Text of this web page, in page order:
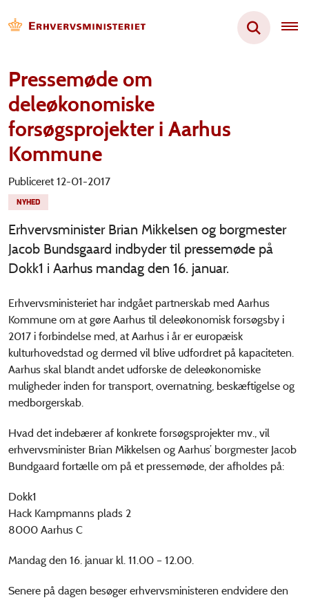
Pressemøde om
deleøkonomiske
forsøgsprojekter i Aarhus
Kommune
Publiceret 12-01-2017
NYHED
Erhvervsminister Brian Mikkelsen og borgmester
Jacob Bundsgaard indbyder til pressemøde på
Dokk1 i Aarhus mandag den 16. januar.
Erhvervsministeriet har indgået partnerskab med Aarhus
Kommune om at gøre Aarhus til deleøkonomisk forsøgsby i
2017 i forbindelse med, at Aarhus i år er europæisk
kulturhovedstad og dermed vil blive udfordret på kapaciteten.
Aarhus skal blandt andet udforske de deleøkonomiske
muligheder inden for transport, overnatning, beskæftigelse og
medborgerskab.
Hvad det indebærer af konkrete forsøgsprojekter mv., vil
erhvervsminister Brian Mikkelsen og Aarhus’ borgmester Jacob
Bundgaard fortælle om på et pressemøde, der afholdes på:
Dokk1
Hack Kampmanns plads 2
8000 Aarhus C
Mandag den 16. januar kl. 11.00 – 12.00.
Senere på dagen besøger erhvervsministeren endvidere den